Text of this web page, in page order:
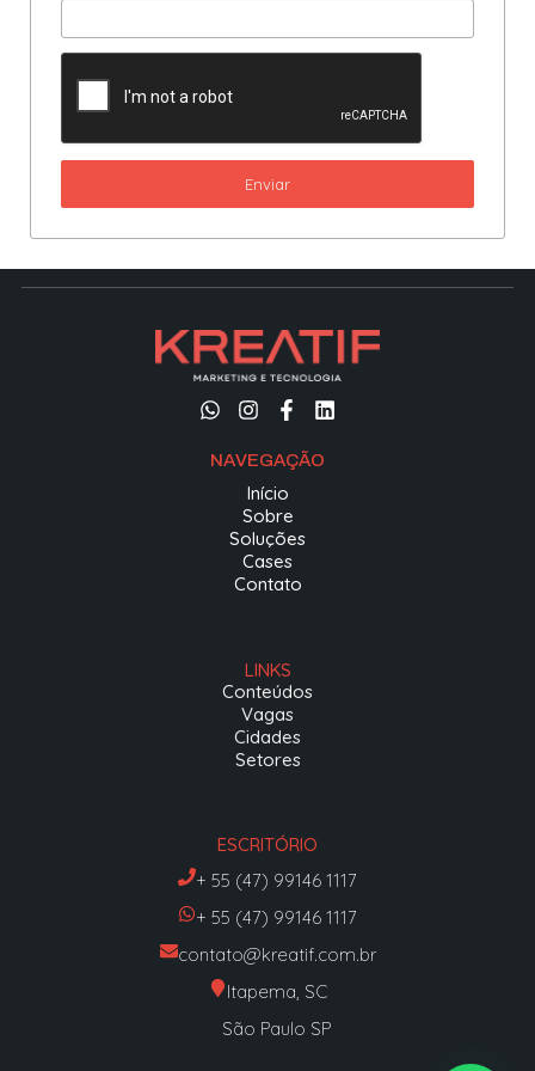
Enviar
NAVEGAÇÃO
Início
Sobre
Soluções
Cases
Contato
LINKS
Conteúdos
Vagas
Cidades
Setores
ESCRITÓRIO
+ 55 (47) 99146 1117
+ 55 (47) 99146 1117
contato@kreatif.com.br
Itapema, SC
São Paulo SP